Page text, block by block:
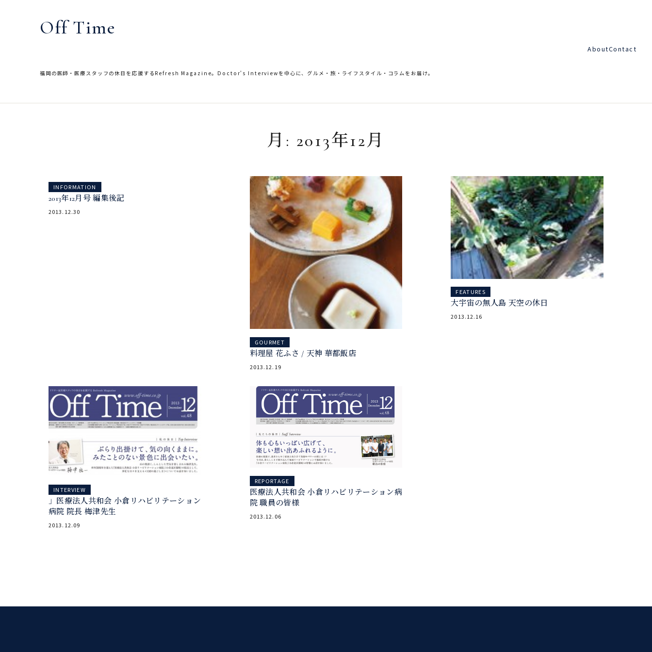
Off Time
福岡の医師・医療スタッフの休日を応援するRefresh Magazine。Doctor's Interviewを中心に、グルメ・旅・ライフスタイル・コラムをお届け。
AboutContact
月: 2013年12月
INFORMATION
INFORMATION
2013年12月号 編集後記
2013.12.30
GOURMET
料理屋 花ふさ / 天神 華都飯店
2013.12.19
FEATURES
大宇宙の無人島 天空の休日
2013.12.16
INTERVIEW
」医療法人共和会 小倉リハビリテーション
病院 院長 梅津先生
2013.12.09
REPORTAGE
医療法人共和会 小倉リハビリテーション病
院 職員の皆様
2013.12.06